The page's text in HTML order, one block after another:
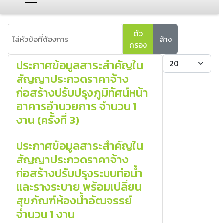
ตัว
กรอง
ล้าง
แสดง #
ประกาศข้อมูลสาระสำคัญใน
สัญญาประกวดราคาจ้าง
ก่อสร้างปรับปรุงภูมิทัศน์หน้า
อาคารอำนวยการ จำนวน 1
งาน (ครั้งที่ 3)
ประกาศข้อมูลสาระสำคัญใน
สัญญาประกวดราคาจ้าง
ก่อสร้างปรับปรุงระบบท่อน้ำ
และรางระบาย พร้อมเปลี่ยน
สุขภัณฑ์ห้องน้ำอัฒจรรย์
จำนวน 1 งาน